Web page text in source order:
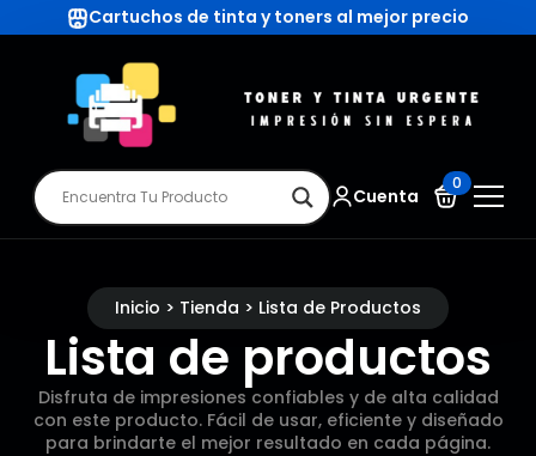
Cartuchos de tinta y toners al mejor precio
Cuenta
0
Inicio > Tienda > Lista de Productos
Lista de productos
Disfruta de impresiones confiables y de alta calidad
con este producto. Fácil de usar, eficiente y diseñado
para brindarte el mejor resultado en cada página.